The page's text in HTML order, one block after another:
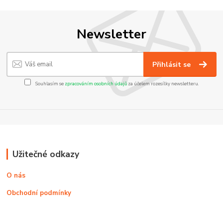
Newsletter
Přihlásit se
Souhlasím se zpracováním osobních údajůza účelem rozesílky newsletteru.
Užitečné odkazy
O nás
Obchodní podmínky